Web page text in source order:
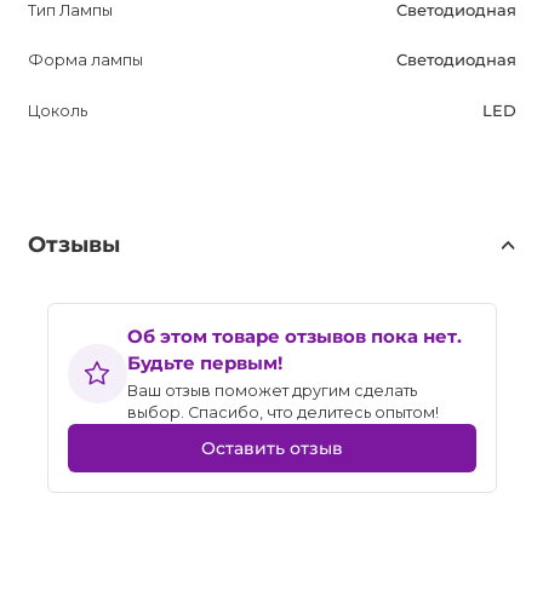
Тип Лампы Светодиодная
Форма лампы Светодиодная
Цоколь LED
Отзывы
Об этом товаре отзывов пока нет.
Будьте первым!
Ваш отзыв поможет другим сделать
выбор. Спасибо, что делитесь опытом!
Оставить отзыв